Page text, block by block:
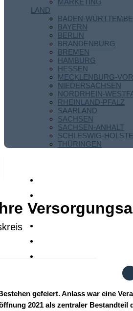
MARKETING
LAND
BADEN-
BAYERN
BERLIN
BRANDENBURG
BREMEN
HAMBURG
HESSEN
MECKLENBURG-
NIEDERSACHSEN
NORDRHEIN-
RHEINLAND-PFALZ
SAARLAND
SACHSEN
SACHSEN-ANHALT
SCHLESWIG-
THÜRINGEN
gefeiert. Anlass war eine
2021 als zentraler Bestandteil